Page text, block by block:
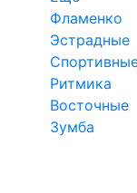
Фламенко
Эстрадные
Ритмика
Восточные
Зумба